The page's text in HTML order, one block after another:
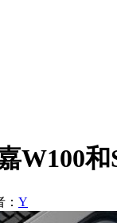
W100和
Y